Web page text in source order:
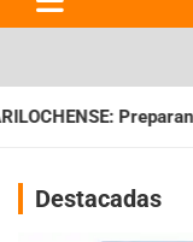
a puro espectáculo
Destacadas